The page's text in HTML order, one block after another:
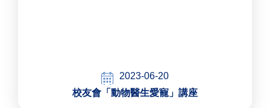
2023-06-20
校友會「動物醫生愛寵」講座